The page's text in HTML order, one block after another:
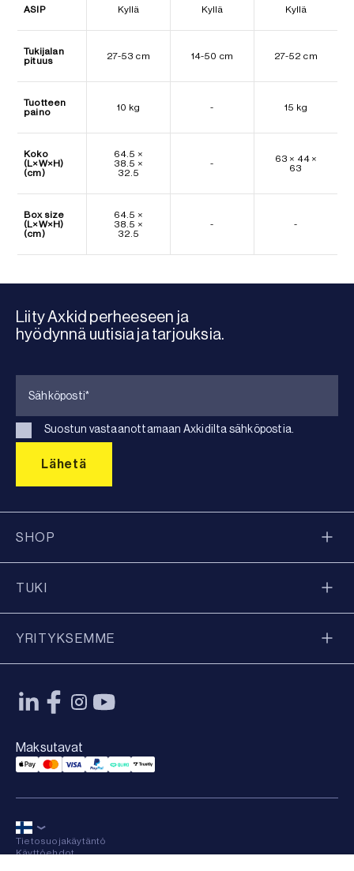
ASIP Kyllä Kyllä Kyllä
Tukijalan
pituus
27-53 cm 14-50 cm 27-52 cm
Tuotteen
paino
10 kg - 15 kg
Koko
(L×W×H)
(cm)
64.5 ×
38.5 ×
32.5
-
63 × 44 ×
63
Box size
(L×W×H)
(cm)
64.5 ×
38.5 ×
32.5
- -
Liity Axkid perheeseen ja
hyödynnä uutisia ja tarjouksia.
Suostun vastaanottamaan Axkidilta sähköpostia.
SHOP
TUKI
YRITYKSEMME
Maksutavat
Applepay Payment
Mastercard Payment
Visa Payment
Paypal Payment
Qliro Payment
Trustly Payment
Tietosuojakäytäntö
Käyttöehdot